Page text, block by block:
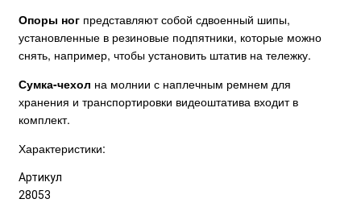
Опоры ног представляют собой сдвоенный шипы,
установленные в резиновые подпятники, которые можно
снять, например, чтобы установить штатив на тележку.
Сумка-чехол на молнии с наплечным ремнем для
хранения и транспортировки видеоштатива входит в
комплект.
Характеристики:
Артикул
28053